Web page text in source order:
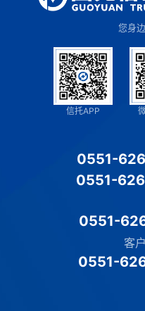
您身
信托APP
0551-
0551-
0551-
客
0551-